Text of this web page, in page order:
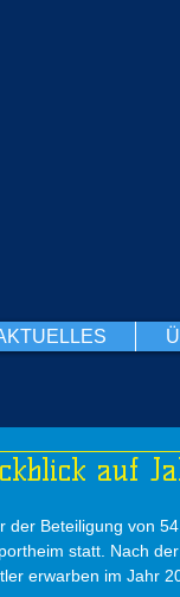
auf
der Beteiligung von
statt. Nach
erwarben im Jahr